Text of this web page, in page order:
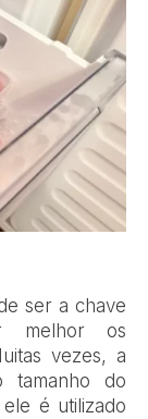
ser a chave
melhor os
vezes, a
tamanho do
é utilizado